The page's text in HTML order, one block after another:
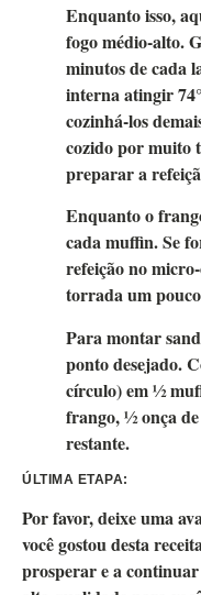
Enquanto isso,
fogo médio-alto.
minutos de cada
interna atingir
cozinhá-los
cozido por muito
preparar a
Enquanto o
cada muffin. Se
refeição no
torrada um
Para montar
ponto desejado.
círculo) em ½
frango, ½ onça
restante.
ÚLTIMA ETAPA:
Por favor, deixe uma
você gostou desta
prosperar e a